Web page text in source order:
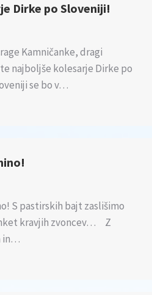
Dirke po Sloveniji!
Kamničanke, dragi
najboljše kolesarje Dirke po
se bo v…
S pastirskih bajt zaslišimo
kravjih zvoncev… Z
in…